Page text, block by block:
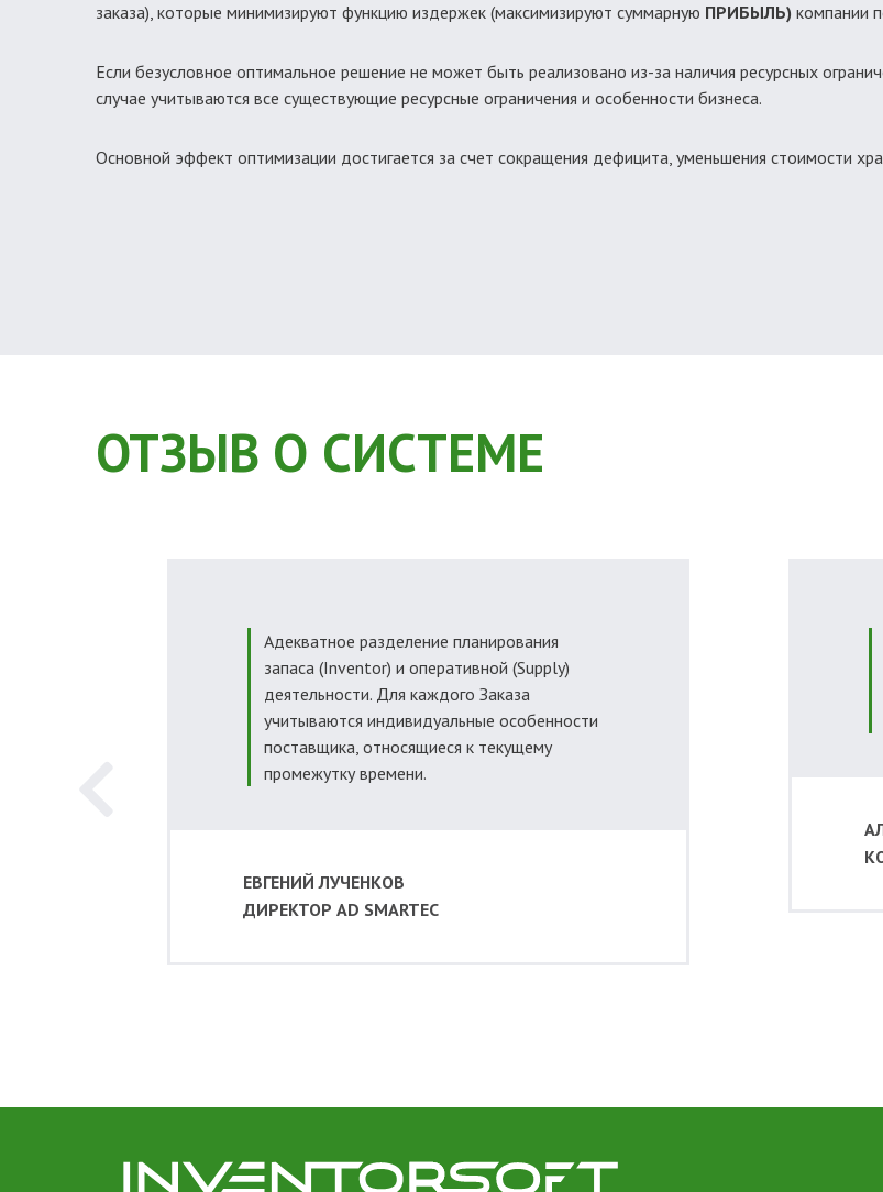
заказа), которые минимизируют функцию издержек (максимизируют суммарную ПРИБЫЛЬ) компании
Если безусловное оптимальное решение не может быть реализовано из-за наличия ресурсных
случае учитываются все существующие ресурсные ограничения и особенности бизнеса.
Основной эффект оптимизации достигается за счет сокращения дефицита, уменьшения стоимости
ОТЗЫВ О СИСТЕМЕ
Адекватное разделение планирования
запаса (Inventor) и оперативной (Supply)
деятельности. Для каждого Заказа
учитываются индивидуальные особенности
поставщика, относящиеся к текущему
промежутку времени.
ЕВГЕНИЙ ЛУЧЕНКОВ
ДИРЕКТОР AD SMARTEC